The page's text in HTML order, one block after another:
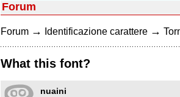
Forum
Forum → Identificazione carattere →
What this font?
nuaini